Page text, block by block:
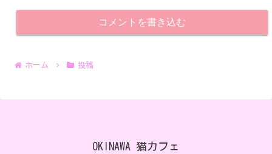
コメントを書き込む
ホーム 投稿
OKINAWA 猫カフェ